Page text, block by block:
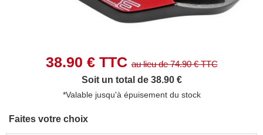
38.90 € TTCau lieu de74.90€ TTC
Soit un total de 38.90 €
*Valable jusqu'à épuisement du stock
Faites votre choix